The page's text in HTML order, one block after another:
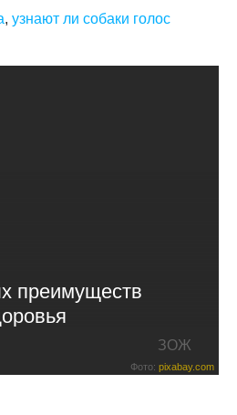
, узнают ли собаки голос
преимуществ
ЗОЖ
Фото: pixabay.com